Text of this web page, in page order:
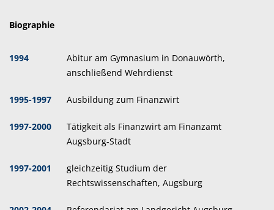
Biographie
1994
Abitur am Gymnasium in Donauwörth,
anschließend Wehrdienst
1995-1997 Ausbildung zum Finanzwirt
1997-2000
Tätigkeit als Finanzwirt am Finanzamt
Augsburg-Stadt
1997-2001
gleichzeitig Studium der
Rechtswissenschaften, Augsburg